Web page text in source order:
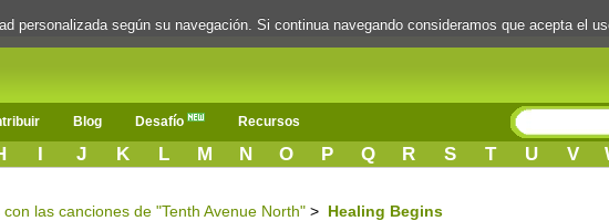
Blog Desafío Recursos
I J K L M N O P Q R S T U V
las canciones de "Tenth Avenue North" > Healing Begins
personalizada según su navegación. Si continua navegando consideramos que acepta el